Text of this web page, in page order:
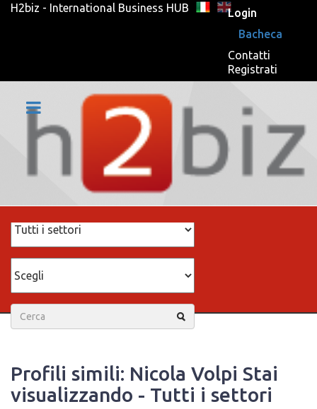
H2biz - International Business HUB
Login
Bacheca
Contatti
Registrati
Profili simili: Nicola Volpi Stai
visualizzando - Tutti i settori